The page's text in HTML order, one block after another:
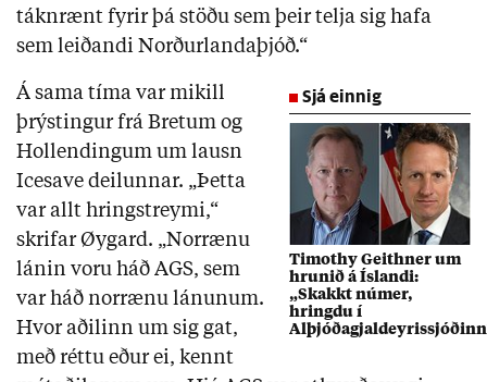
táknrænt fyrir þá stöðu sem þeir telja sig hafa
sem leiðandi Norðurlandaþjóð.“
Sjá einnig
Timothy Geithner um
hrunið á Íslandi:
„Skakkt númer,
hringdu í
Á sama tíma var mikill
þrýstingur frá Bretum og
Hollendingum um lausn
Icesave deilunnar. „Þetta
var allt hringstreymi,“
skrifar Øygard. „Norrænu
lánin voru háð AGS, sem
var háð norrænu lánunum.
Hvor aðilinn um sig gat,
með réttu eður ei, kennt